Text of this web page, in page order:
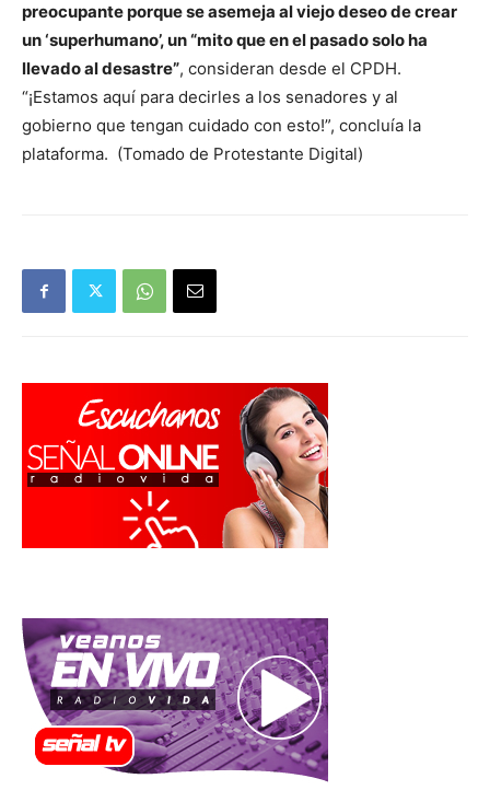
preocupante porque se asemeja al viejo deseo de crear
un ‘superhumano’, un “mito que en el pasado solo ha
llevado al desastre”, consideran desde el CPDH.
“¡Estamos aquí para decirles a los senadores y al
gobierno que tengan cuidado con esto!”, concluía la
plataforma. (Tomado de Protestante Digital)